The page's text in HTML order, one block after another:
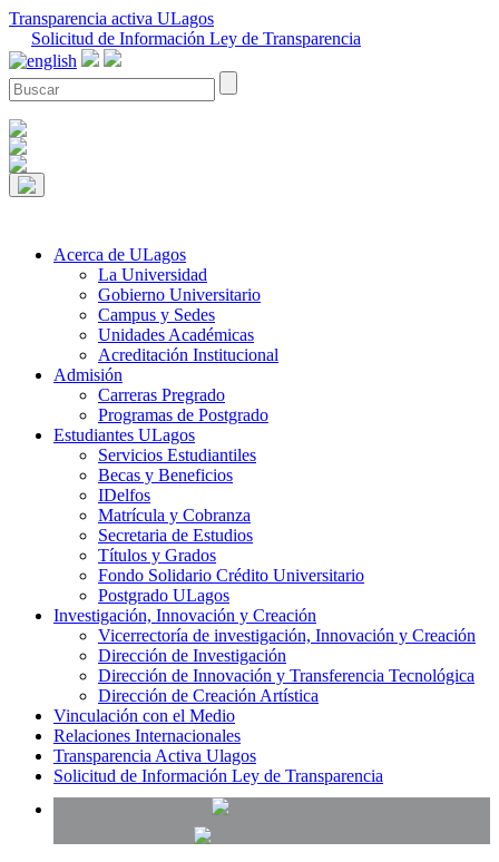
Transparencia activa ULagos
Solicitud de Información Ley de Transparencia
Acerca de ULagos
La Universidad
Gobierno Universitario
Campus y Sedes
Unidades Académicas
Acreditación Institucional
Admisión
Carreras Pregrado
Programas de Postgrado
Estudiantes ULagos
Servicios Estudiantiles
Becas y Beneficios
IDelfos
Matrícula y Cobranza
Secretaria de Estudios
Títulos y Grados
Fondo Solidario Crédito Universitario
Postgrado ULagos
Investigación, Innovación y Creación
Vicerrectoría de investigación, Innovación y Creación
Dirección de Investigación
Dirección de Innovación y Transferencia Tecnológica
Dirección de Creación Artística
Vinculación con el Medio
Relaciones Internacionales
Transparencia Activa Ulagos
Solicitud de Información Ley de Transparencia